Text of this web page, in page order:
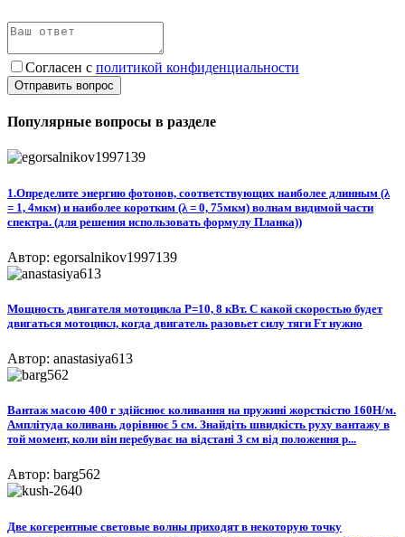
Согласен с политикой конфиденциальности
Отправить вопрос
Популярные вопросы в разделе
1.Определите энергию фотонов, соответствующих наиболее длинным (λ
= 1, 4мкм) и наиболее коротким (λ = 0, 75мкм) волнам видимой части
спектра. (для решения использовать формулу Планка))​
Автор: egorsalnikov1997139
Мощность двигателя мотоцикла P=10, 8 кВт. С какой скоростью будет
двигаться мотоцикл, когда двигатель разовьет силу тяги Fт нужно
Автор: anastasiya613
Вантаж масою 400 г здійснює коливання на пружині жорсткістю 160Н/м.
Амплітуда коливань дорівнює 5 см. Знайдіть швидкість руху вантажу в
той момент, коли він перебуває на відстані 3 см від положення р...
Автор: barg562
Две когерентные световые волны приходят в некоторую точку